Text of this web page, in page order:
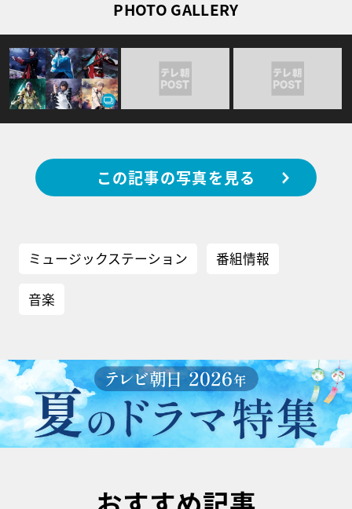
PHOTO GALLERY
この記事の写真を見る
ミュージックステーション 番組情報
音楽